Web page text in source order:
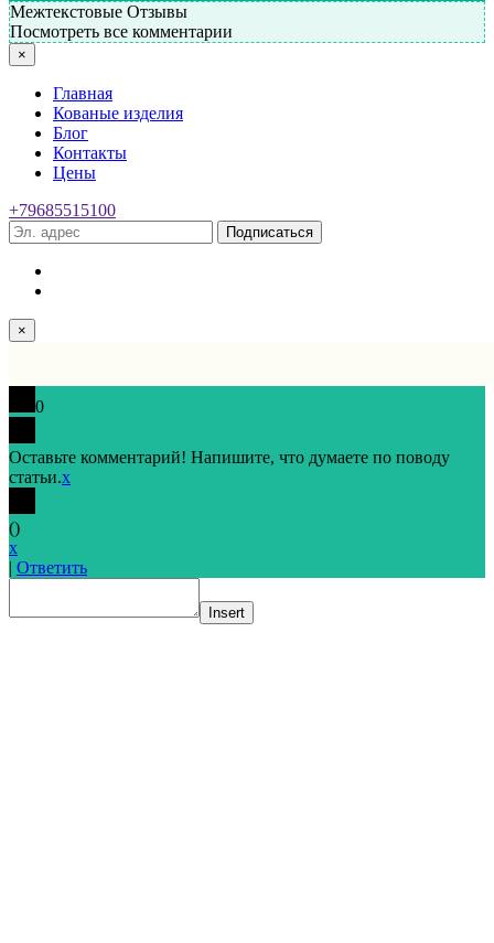
Межтекстовые Отзывы
Посмотреть все комментарии
×
Главная
Кованые изделия
Блог
Контакты
Цены
+79685515100
Подписаться
×
0
Оставьте комментарий! Напишите, что думаете по поводу
статьи.x
()
x
| Ответить
Insert